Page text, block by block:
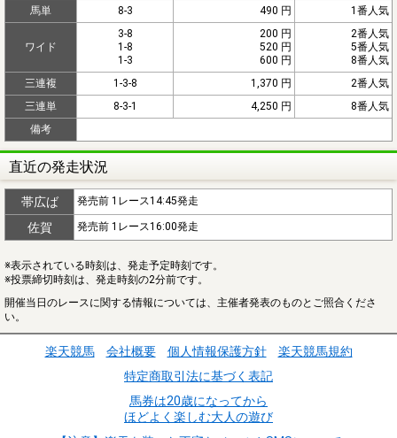
馬単
8-3 490 円 1番人気
ワイド
3-8
1-8
1-3
200 円
520 円
600 円
2番人気
5番人気
8番人気
三連複
1-3-8 1,370 円
2番人気
三連単
8-3-1 4,250 円
8番人気
備考
直近の発走状況
帯広ば 発売前 1レース14:45発走
佐賀 発売前 1レース16:00発走
※表示されている時刻は、発走予定時刻です。
※投票締切時刻は、発走時刻の2分前です。
開催当日のレースに関する情報については、主催者発表のものとご照合くださ
い。
楽天競馬 会社概要 個人情報保護方針
楽天競馬規約
特定商取引法に基づく表記
馬券は20歳になってから
ほどよく楽しむ大人の遊び